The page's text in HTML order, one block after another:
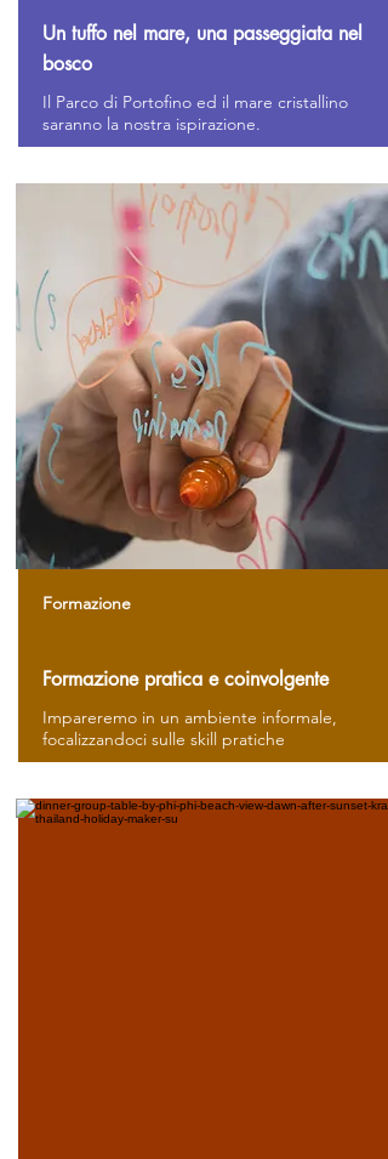
Un tuffo nel mare, una passeggiata nel
bosco
Il Parco di Portofino ed il mare cristallino
saranno la nostra ispirazione.
Formazione
Formazione pratica e coinvolgente
Impareremo in un ambiente informale,
focalizzandoci sulle skill pratiche